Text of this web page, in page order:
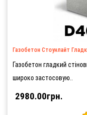
Газобетон Стоунлайт
Газобетон гладкий
широко застосовую..
2980.00грн.